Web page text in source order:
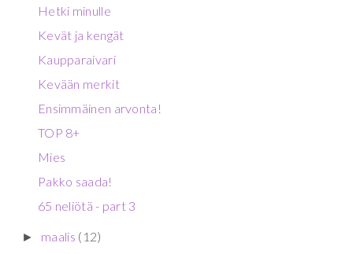
Hetki minulle
Kevät ja kengät
Kaupparaivari
Kevään merkit
Ensimmäinen arvonta!
TOP 8+
Mies
Pakko saada!
65 neliötä - part 3
► maalis (12)